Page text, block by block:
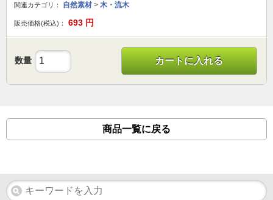
関連カテゴリ： 自然素材 > 木・流木
販売価格(税込)： 693 円
数量 カートに入れる
商品一覧に戻る